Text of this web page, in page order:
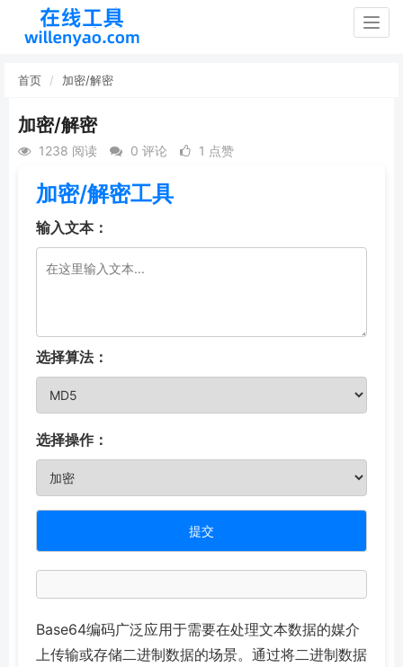
首页 加密/解密
加密/解密
1238 阅读 0 评论 1 点赞
加密/解密工具
输入文本：
选择算法：
选择操作：
提交
Base64编码广泛应用于需要在处理文本数据的媒介
上传输或存储二进制数据的场景。通过将二进制数据